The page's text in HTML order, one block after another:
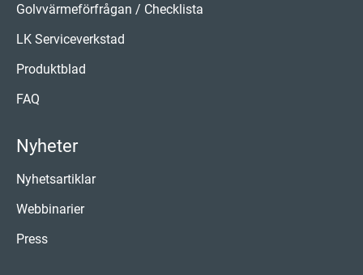
Golvvärmeförfrågan / Checklista
LK Serviceverkstad
Produktblad
FAQ
Nyheter
Nyhetsartiklar
Webbinarier
Press